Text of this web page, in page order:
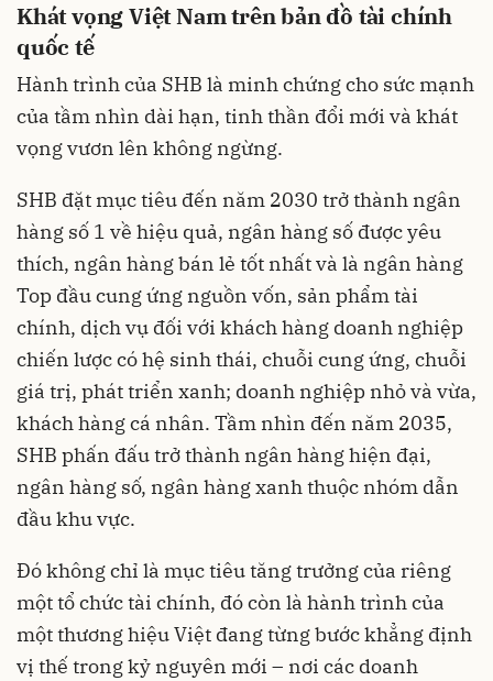
Khát vọng Việt Nam trên bản đồ tài chính
quốc tế
Hành trình của SHB là minh chứng cho sức mạnh
của tầm nhìn dài hạn, tinh thần đổi mới và khát
vọng vươn lên không ngừng.
SHB đặt mục tiêu đến năm 2030 trở thành ngân
hàng số 1 về hiệu quả, ngân hàng số được yêu
thích, ngân hàng bán lẻ tốt nhất và là ngân hàng
Top đầu cung ứng nguồn vốn, sản phẩm tài
chính, dịch vụ đối với khách hàng doanh nghiệp
chiến lược có hệ sinh thái, chuỗi cung ứng, chuỗi
giá trị, phát triển xanh; doanh nghiệp nhỏ và vừa,
khách hàng cá nhân. Tầm nhìn đến năm 2035,
SHB phấn đấu trở thành ngân hàng hiện đại,
ngân hàng số, ngân hàng xanh thuộc nhóm dẫn
đầu khu vực.
Đó không chỉ là mục tiêu tăng trưởng của riêng
một tổ chức tài chính, đó còn là hành trình của
một thương hiệu Việt đang từng bước khẳng định
vị thế trong kỷ nguyên mới – nơi các doanh